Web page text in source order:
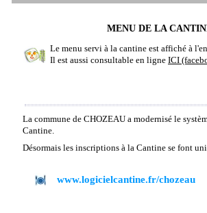
MENU DE LA
Le menu servi à la cantine est affiché à
Il est aussi consultable en ligne ICI
La commune de CHOZEAU a modernisé le
Cantine.
Désormais les inscriptions à la Cantine se font
www.logicielcantine.fr/chozeau